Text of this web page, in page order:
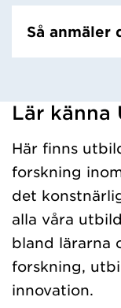
Så anmäler
Har hämtat
Lär känna
Här finns
forskning
det
alla våra
bland lärarna
forskning,
innovation.